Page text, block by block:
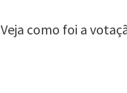
Veja como foi a